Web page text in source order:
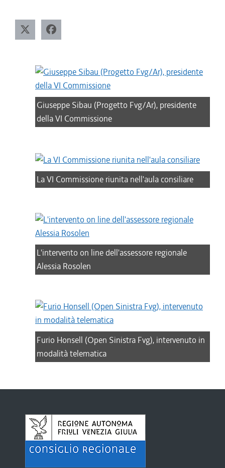
Giuseppe Sibau (Progetto Fvg/Ar), presidente
della VI Commissione
La VI Commissione riunita nell'aula consiliare
L'intervento on line dell'assessore regionale
Alessia Rosolen
Furio Honsell (Open Sinistra Fvg), intervenuto in
modalità telematica